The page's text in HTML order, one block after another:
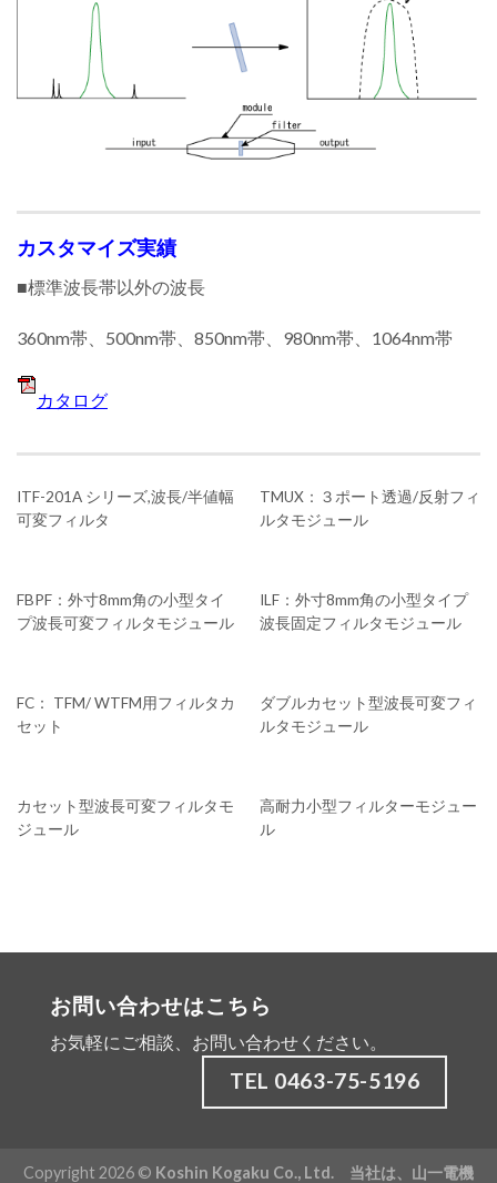
カスタマイズ実績
■標準波長帯以外の波長
360nm帯、500nm帯、850nm帯、980nm帯、1064nm帯
カタログ
ITF-201A シリーズ,波長/半値幅
可変フィルタ
TMUX：３ポート透過/反射フィ
ルタモジュール
FBPF：外寸8mm角の小型タイ
プ波長可変フィルタモジュール
ILF：外寸8mm角の小型タイプ
波長固定フィルタモジュール
FC： TFM/ WTFM用フィルタカ
セット
ダブルカセット型波長可変フィ
ルタモジュール
カセット型波長可変フィルタモ
ジュール
高耐力小型フィルターモジュー
ル
お問い合わせはこちら
お気軽にご相談、お問い合わせください。
TEL 0463-75-5196
Copyright 2026 © Koshin Kogaku Co., Ltd. 当社は、 山一電機